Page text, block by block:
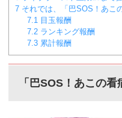
7 それでは、「巴SOS！あこ
7.1 目玉報酬
7.2 ランキング報酬
7.3 累計報酬
「巴SOS！あこの